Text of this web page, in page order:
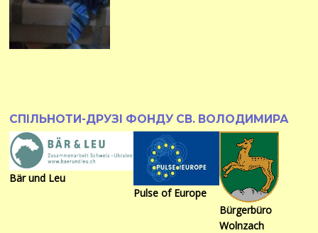
СПІЛЬНОТИ-ДРУЗІ ФОНДУ СВ. ВОЛОДИМИРА
Bär und Leu
Pulse of Europe
Bürgerbüro
Wolnzach